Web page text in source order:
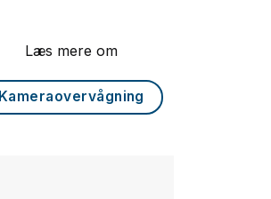
Læs mere om
Kameraovervågning